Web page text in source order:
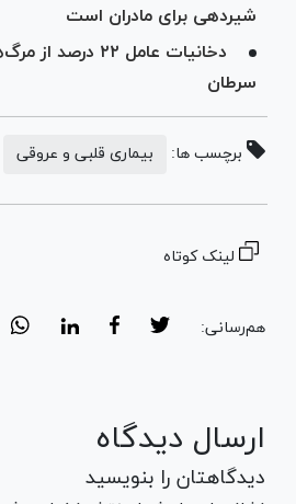
شیردهی برای مادران است
دخانیات عامل ۲۲
سرطان
برچسب ها: بیماری قلبی و عروقی
لینک کوتاه
هم‌رسانی:
ارسال دیدگاه
دیدگاهتان را بنویسید